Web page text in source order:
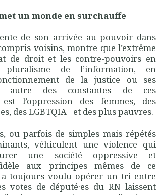
un monde en surchauffe
de son arrivée au pouvoir dans
voisins, montre que l’extrême
de droit et les contre-pouvoirs en
pluralisme de l’information, en
de la justice ou ses
autre des constantes de ces
est l’oppression des femmes, des
des LGBTQIA +et des plus pauvres.
ou parfois de simples mais répétés
véhiculent une violence qui
une société oppressive et
aux principes mêmes de ce
toujours voulu opérer un tri entre
votes de député·es du RN laissent